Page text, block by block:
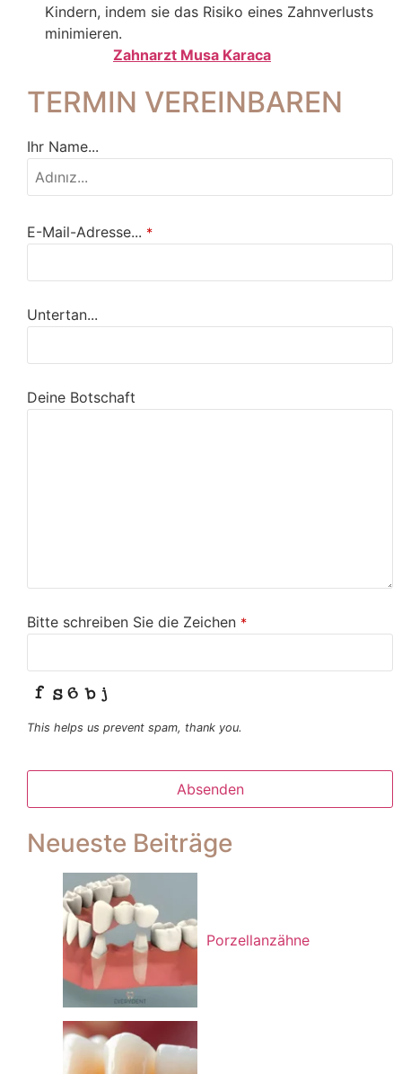
Kindern, indem sie das Risiko eines Zahnverlusts
minimieren.
Zahnarzt Musa Karaca
TERMIN VEREINBAREN
Ihr Name...
E-Mail-Adresse... *
Untertan...
Deine Botschaft
Bitte schreiben Sie die Zeichen *
This helps us prevent spam, thank you.
Absenden
Feld
sollte
ausgefüllt
werden
Neueste Beiträge
Porzellanzähne